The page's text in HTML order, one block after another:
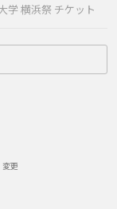
学 横浜祭 チケット
更